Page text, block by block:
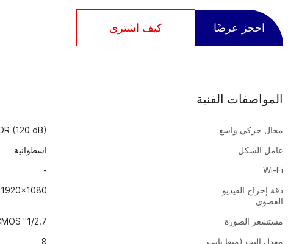
احجز عرضًا كيف اشترى
المواصفات الفنية
مجال حركي واسع
(120 dB)
عامل الشكل
اسطوانية
Wi-Fi
-
دقة إخراج الفيديو
القصوى
1920x1080
مستشعر الصورة
1/2.7" CMOS
معدل البت (ميغا بايت
8